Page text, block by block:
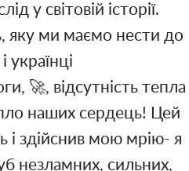
у світовій історії.
яку ми маємо нести до
українці
🚀, відсутність тепла
наших сердець! Цей
і здійснив мою мрію- я
незламних, сильних,